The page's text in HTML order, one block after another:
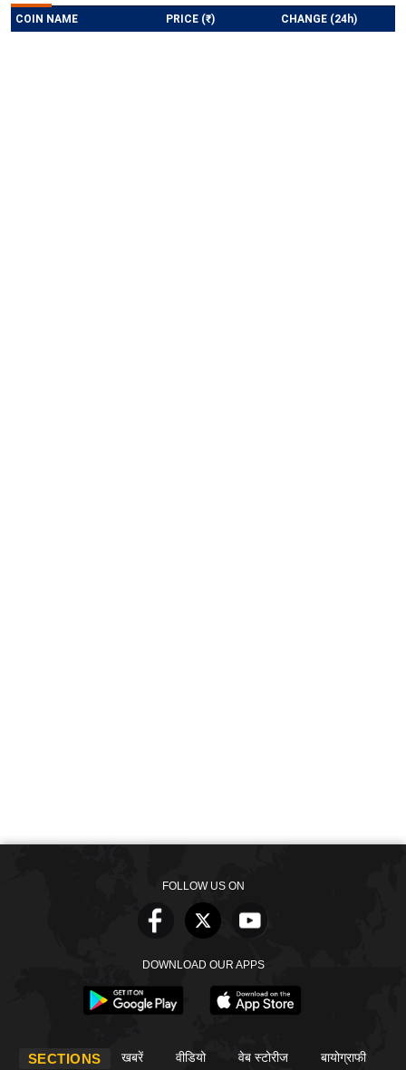
FOLLOW US ON
DOWNLOAD OUR APPS
SECTIONS खबरें वीडियो वेब स्टोरीज बायोग्राफी